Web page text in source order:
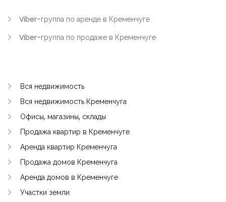
Viber-группа по аренде в Кременчуге
Viber-группа по продаже в Кременчуге
Вся недвижимость
Вся недвижимость Кременчуга
Офисы, магазины, склады
Продажа квартир в Кременчуге
Аренда квартир Кременчуга
Продажа домов Кременчуга
Аренда домов в Кременчуге
Участки земли